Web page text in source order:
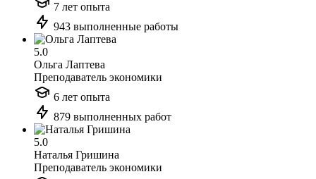
7 лет опыта
943 выполненные работы
5.0
Ольга Лаптева
Преподаватель экономики
6 лет опыта
879 выполненных работ
5.0
Наталья Гришина
Преподаватель экономики